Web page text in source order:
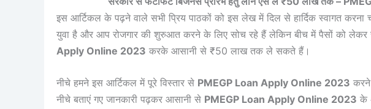
इस आर्टिकल के पढ़ने वाले सभी प्रिय पाठकों को इस लेख में दिल से हार्दिक स्वागत
युवा है और आप रोजगार की शुरुआत करने के लिए सोच रहे हैं लेकिन बीच में पैसों को लेकर
Apply Online 2023 करके आसानी से ₹50 लाख तक ले सकते हैं।
नीचे हमने इस आर्टिकल में पूरे विस्तार से PMEGP Loan Apply Online 2023 करने
नीचे बताएं गए जानकारी पढ़कर आसानी से PMEGP Loan Apply Online 2023 के